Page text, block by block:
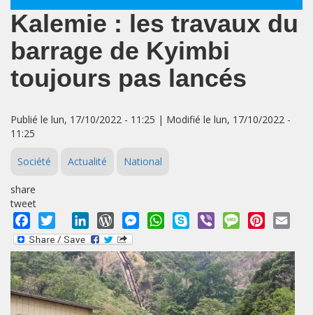
Kalemie : les travaux du
barrage de Kyimbi
toujours pas lancés
Publié le lun, 17/10/2022 - 11:25 | Modifié le lun, 17/10/2022 -
11:25
Société Actualité National
share
tweet
Facebook
Twitter LinkedInWordPressMessengerWhatsApp
Skype Viber MessagePinterest